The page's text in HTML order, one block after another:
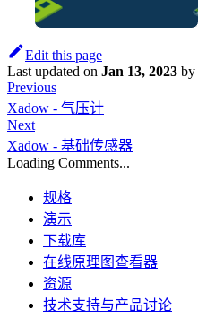
Edit this page
Last updated on Jan 13, 2023 by
Previous
Xadow - 气压计
Next
Xadow - 基础传感器
Loading Comments...
规格
演示
下载库
在线原理图查看器
资源
技术支持与产品讨论